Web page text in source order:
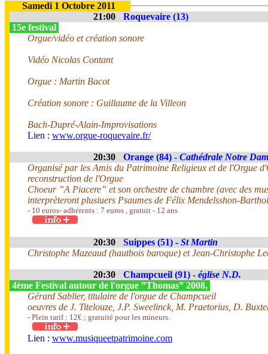
Samedi 1 Octobre 2011
21:00
Roquevaire (13)
15e festival
Orgue/vidéo et création sonore
Vidéo Nicolas Contant
Orgue : Martin Bacot
Création sonore : Guillaume de la Villeon
Bach-Dupré-Alain-Improvisations
Lien : www.orgue-roquevaire.fr/
20:30 Orange (84) - Cathédrale Notre
Organisé par les Amis du Patrimoine Religieux et de l'Orgue
reconstruction de l'Orgue
Choeur ”A Piacere” et son orchestre de chambre (avec des
interprèteront plusiuers Psaumes de Félix Mendelsshon-
- 10 euros- adhérents : 7 euros , gratuit - 12 ans
20:30 Suippes (51) - St Martin
Christophe Mazeaud (hautbois baroque) et Jean-Christophe
20:30 Champcueil (91) - église N.D.
4ème Festival autour de l'orgue ”Thomas” 2008,
Gérard Sablier, titulaire de l'orgue de Champcueil
oeuvres de J. Titelouze, J.P. Sweelinck, M. Praetorius, D.
- Plein tarif : 12€ ; gratuité pour les mineurs.
Lien : www.musiqueetpatrimoine.com